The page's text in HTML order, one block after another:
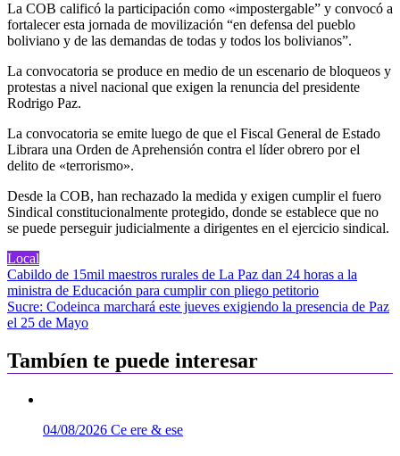
La COB calificó la participación como «impostergable” y convocó a
fortalecer esta jornada de movilización “en defensa del pueblo
boliviano y de las demandas de todas y todos los bolivianos”.
La convocatoria se produce en medio de un escenario de bloqueos y
protestas a nivel nacional que exigen la renuncia del presidente
Rodrigo Paz.
La convocatoria se emite luego de que el Fiscal General de Estado
Librara una Orden de Aprehensión contra el líder obrero por el
delito de «terrorismo».
Desde la COB, han rechazado la medida y exigen cumplir el fuero
Sindical constitucionalmente protegido, donde se establece que no
se puede perseguir judicialmente a dirigentes en el ejercicio sindical.
Local
Navegación
de
entradas
Cabildo de 15mil maestros rurales de La Paz dan 24 horas a la
ministra de Educación para cumplir con pliego petitorio
Sucre: Codeinca marchará este jueves exigiendo la presencia de Paz
el 25 de Mayo
Tambíen te puede interesar
04/08/2026 Ce ere & ese